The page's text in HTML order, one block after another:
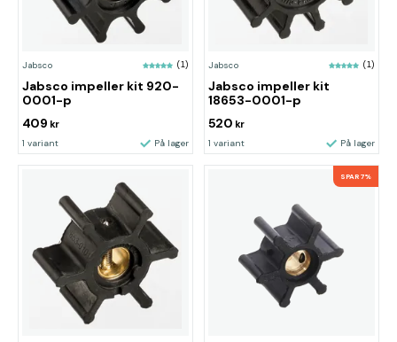
Jabsco (1)
Jabsco impeller kit 920-
0001-p
409 kr
1 variant På lager
Jabsco (1)
Jabsco impeller kit
18653-0001-p
520 kr
1 variant På lager
SPAR 7%